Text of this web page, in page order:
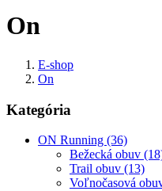
On
E-shop
On
Kategória
ON Running (36)
Bežecká obuv
Trail obuv (13)
Voľnočasová